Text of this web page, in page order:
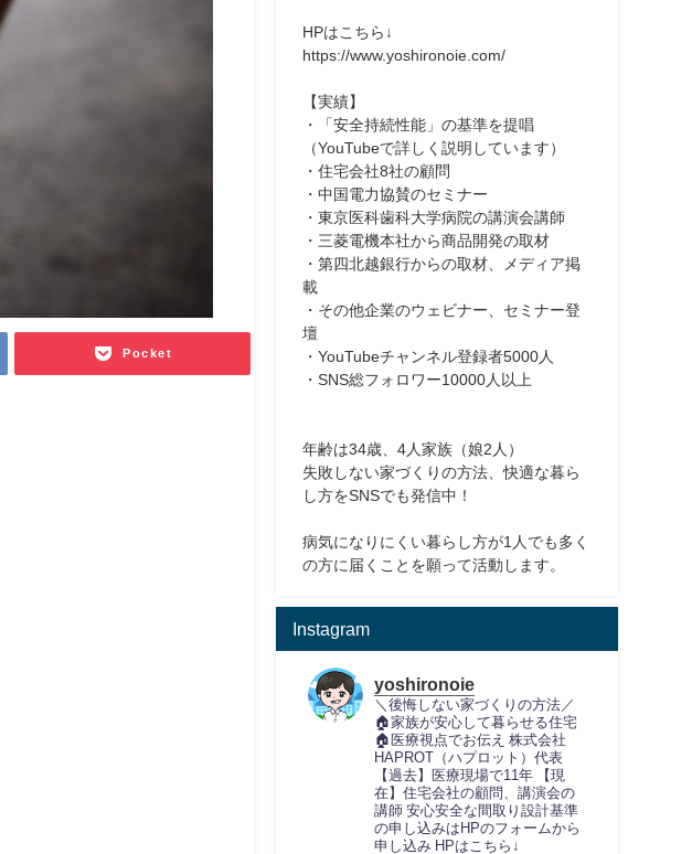
Pocket
HPはこちら↓
https://www.yoshironoie.com/
【実績】
・「安全持続性能」の基準を提唱
（YouTubeで詳しく説明しています）
・住宅会社8社の顧問
・中国電力協賛のセミナー
・東京医科歯科大学病院の講演会講師
・三菱電機本社から商品開発の取材
・第四北越銀行からの取材、メディア掲
載
・その他企業のウェビナー、セミナー登
壇
・YouTubeチャンネル登録者5000人
・SNS総フォロワー10000人以上
年齢は34歳、4人家族（娘2人）
失敗しない家づくりの方法、快適な暮ら
し方をSNSでも発信中！
病気になりにくい暮らし方が1人でも多く
の方に届くことを願って活動します。
Instagram
yoshironoie
＼後悔しない家づくりの方法／
🏠家族が安心して暮らせる住宅
🏠医療視点でお伝え 株式会社
HAPROT（ハプロット）代表
【過去】医療現場で11年 【現
在】住宅会社の顧問、講演会の
講師 安心安全な間取り設計基準
の申し込みはHPのフォームから
申し込み HPはこちら↓